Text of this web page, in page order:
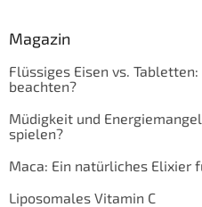
Magazin
Flüssiges Eisen vs.
beachten?
Müdigkeit und
spielen?
Maca: Ein natürliches Elixier
Liposomales Vitamin C